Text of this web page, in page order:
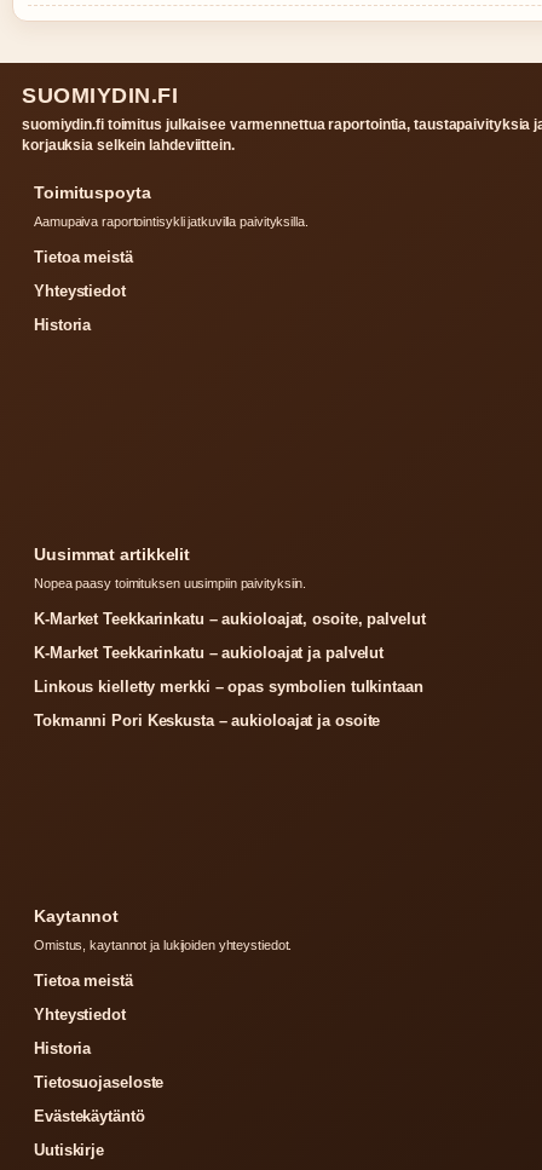
SUOMIYDIN.FI
suomiydin.fi toimitus julkaisee varmennettua raportointia, taustapaivityksia
korjauksia selkein lahdeviittein.
Toimituspoyta
Aamupaiva raportointisykli jatkuvilla paivityksilla.
Tietoa meistä
Yhteystiedot
Historia
Uusimmat artikkelit
Nopea paasy toimituksen uusimpiin paivityksiin.
K-Market Teekkarinkatu – aukioloajat, osoite, palvelut
K-Market Teekkarinkatu – aukioloajat ja palvelut
Linkous kielletty merkki – opas symbolien tulkintaan
Tokmanni Pori Keskusta – aukioloajat ja osoite
Kaytannot
Omistus, kaytannot ja lukijoiden yhteystiedot.
Tietoa meistä
Yhteystiedot
Historia
Tietosuojaseloste
Evästekäytäntö
Uutiskirje